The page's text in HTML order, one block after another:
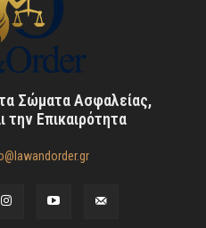
τα Σώματα Ασφαλείας,
την Επικαιρότητα